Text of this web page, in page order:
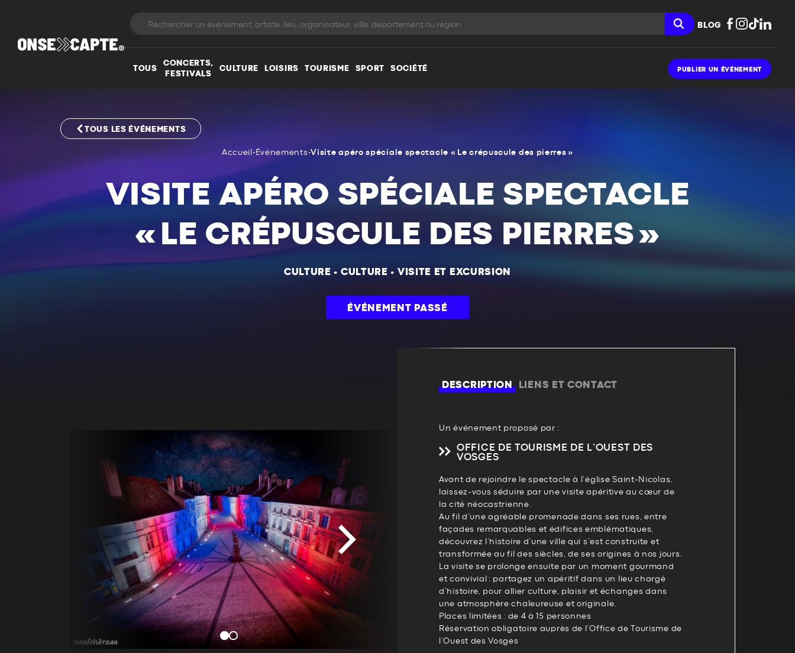
BLOG
TOUS
CONCERTS,
FESTIVALS
CULTURE LOISIRS TOURISME SPORT SOCIÉTÉ PUBLIER UN ÉVÉNEMENT
TOUS LES ÉVÉNEMENTS
Accueil • Événements•Visite apéro spéciale spectacle « Le crépuscule des pierres »
VISITE APÉRO SPÉCIALE SPECTACLE
« LE CRÉPUSCULE DES PIERRES »
CULTURE • CULTURE • VISITE ET EXCURSION
ÉVÉNEMENT PASSÉ
DESCRIPTION LIENS ET CONTACT
Un événement proposé par :
OFFICE DE TOURISME DE L’OUEST DES
VOSGES
Avant de rejoindre le spectacle à l’église Saint-Nicolas,
laissez-vous séduire par une visite apéritive au cœur de
la cité néocastrienne.
Au fil d’une agréable promenade dans ses rues, entre
façades remarquables et édifices emblématiques,
découvrez l’histoire d’une ville qui s’est construite et
transformée au fil des siècles, de ses origines à nos jours.
La visite se prolonge ensuite par un moment gourmand
et convivial : partagez un apéritif dans un lieu chargé
d’histoire, pour allier culture, plaisir et échanges dans
une atmosphère chaleureuse et originale.
Places limitées : de 4 à 15 personnes
Réservation obligatoire auprès de l’Office de Tourisme de
l’Ouest des Vosges